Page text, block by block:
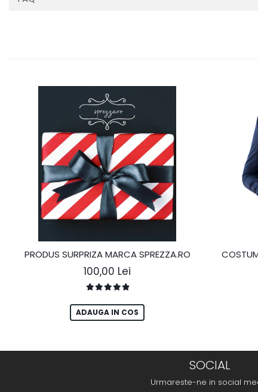
PRODUS SURPRIZA MARCA SPREZZA.RO
100,00 Lei
ADAUGA IN COS
SOCIAL
Urmareste-ne in social